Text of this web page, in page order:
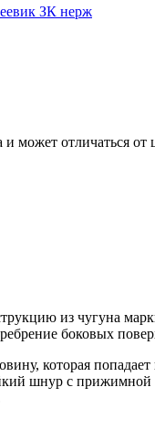
и может отличаться
из чугуна
боковых
которая
шнур с